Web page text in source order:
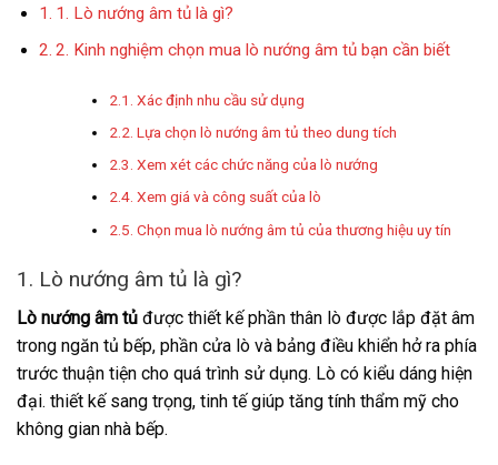
1. Lò nướng âm tủ là gì?
2. Kinh nghiệm chọn mua lò nướng âm tủ bạn cần biết
Xác định nhu cầu sử dụng
Lựa chọn lò nướng âm tủ theo dung tích
Xem xét các chức năng của lò nướng
Xem giá và công suất của lò
Chọn mua lò nướng âm tủ của thương hiệu uy tín
1. Lò nướng âm tủ là gì?
Lò nướng âm tủ được thiết kế phần thân lò được lắp đặt âm
trong ngăn tủ bếp, phần cửa lò và bảng điều khiển hở ra phía
trước thuận tiện cho quá trình sử dụng. Lò có kiểu dáng hiện
đại. thiết kế sang trọng, tinh tế giúp tăng tính thẩm mỹ cho
không gian nhà bếp.